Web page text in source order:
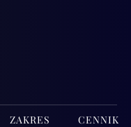
ZAKRES
CENNIK